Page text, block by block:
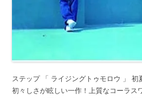
ステップ 「 ライジングトゥモロウ 」 初
初々しさが眩しい一作！上質なコーラス